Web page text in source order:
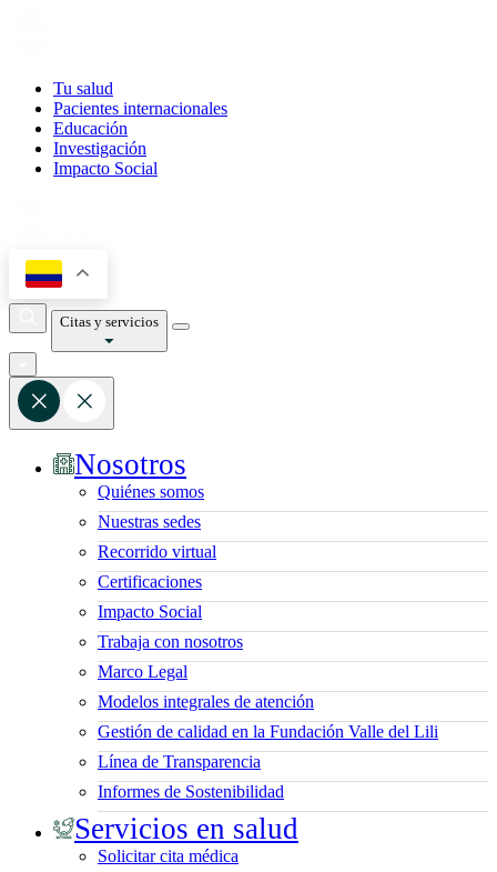
Tu salud
Pacientes internacionales
Educación
Investigación
Impacto Social
Citas y servicios
Nosotros
Quiénes somos
Nuestras sedes
Recorrido virtual
Certificaciones
Impacto Social
Trabaja con nosotros
Marco Legal
Modelos integrales de atención
Gestión de calidad en la Fundación Valle del Lili
Línea de Transparencia
Informes de Sostenibilidad
Servicios en salud
Solicitar cita médica